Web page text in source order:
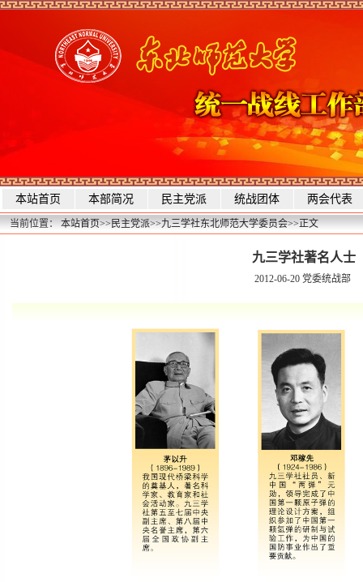
本站首页 本部简况 民主党派 统战团体 两会代表
当前位置：本站首页>>民主党派>>九三学社东北师范大学委员会>>正文
九三学社著名人士
2012-06-20 党委统战部